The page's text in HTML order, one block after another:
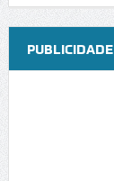
PUBLICIDADE